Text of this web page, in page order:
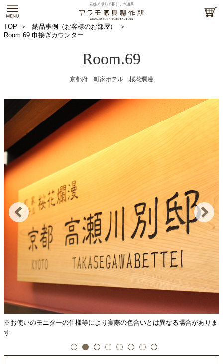
TOP
納品事例（お客様のお部屋）
Room.69 巾接ぎカウンター
Room.69
京都府 町家ホテル 桜花爛漫
※お使いのモニターの仕様等により実際の色合いとは異なる場合がありま
す